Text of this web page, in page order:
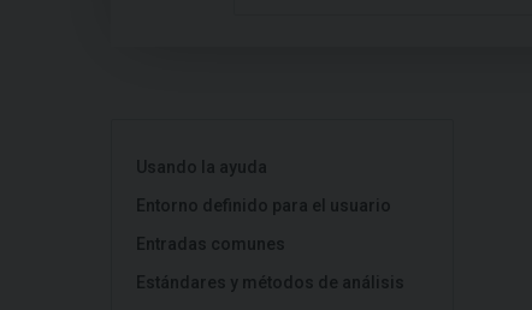
Usando la ayuda
Entorno definido para el usuario
Entradas comunes
Estándares y métodos de análisis